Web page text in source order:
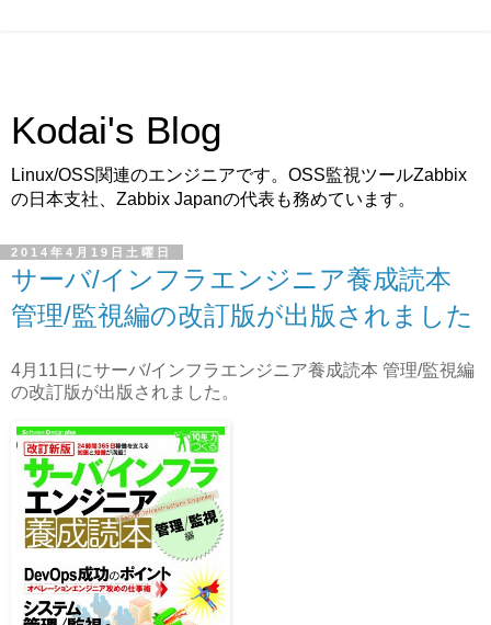
Kodai's Blog
Linux/OSS関連のエンジニアです。OSS監視ツールZabbix
の日本支社、Zabbix Japanの代表も務めています。
2014年4月19日土曜日
サーバ/インフラエンジニア養成読本
管理/監視編の改訂版が出版されました
4月11日にサーバ/インフラエンジニア養成読本 管理/監視編
の改訂版が出版されました。